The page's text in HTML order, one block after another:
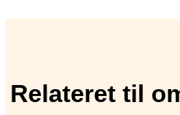
Relateret til